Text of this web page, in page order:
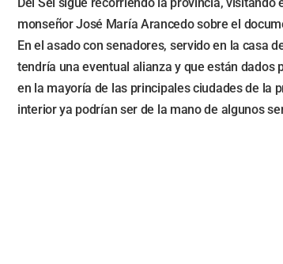
Del Sel sigue recorriendo la provincia,
monseñor José María Arancedo sobre el
En el asado con senadores, servido en la casa
tendría una eventual alianza y que están
en la mayoría de las principales ciudades de la
interior ya podrían ser de la mano de algunos